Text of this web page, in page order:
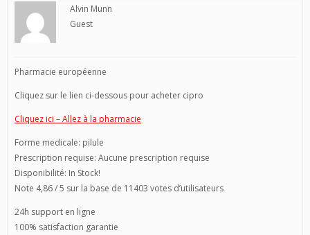
Alvin Munn
Guest
Pharmacie européenne
Cliquez sur le lien ci-dessous pour acheter cipro
Cliquez ici – Allez à la pharmacie
Forme medicale: pilule
Prescription requise: Aucune prescription requise
Disponibilité: In Stock!
Note 4,86 / 5 sur la base de 11403 votes d’utilisateurs
24h support en ligne
100% satisfaction garantie